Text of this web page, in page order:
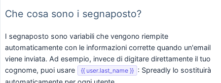
Che cosa sono i segnaposto?
I segnaposto sono variabili che vengono riempite
automaticamente con le informazioni corrette quando un'email
viene inviata. Ad esempio, invece di digitare direttamente il tuo
cognome, puoi usare
{{ user.last_name }} : Spreadly lo sostituirà